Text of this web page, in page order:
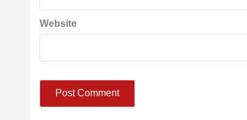
Website